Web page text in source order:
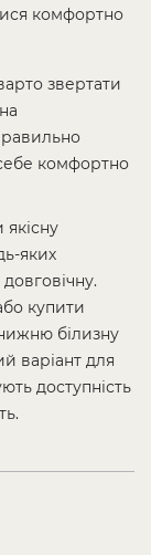
комфортно
звертати
комфортно
яких
купити
білизну
варіант для
доступність